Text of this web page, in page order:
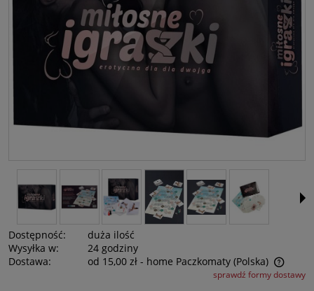
Dostępność:
duża ilość
Wysyłka w:
24 godziny
Dostawa:
od 15,00 zł - home Paczkomaty (Polska)
Cena nie zawiera ewentualnych kosztów płatnościsprawdź formy dostawy